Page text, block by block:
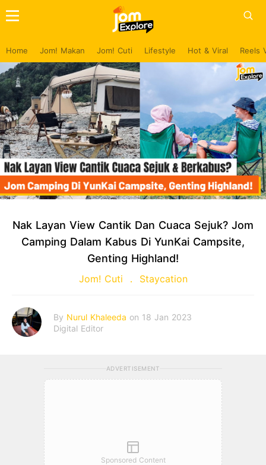
Home Jom! Makan Jom! Cuti Lifestyle Hot & Viral Reels
Nak Layan View Cantik Dan Cuaca Sejuk? Jom
Camping Dalam Kabus Di YunKai Campsite,
Genting Highland!
Jom! Cuti Staycation
By Nurul Khaleeda on 18 Jan 2023
Digital Editor
ADVERTISEMENT
Sponsored Content